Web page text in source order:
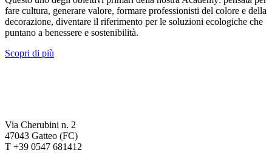
fare cultura, generare valore, formare professionisti del colore e della
decorazione, diventare il riferimento per le soluzioni ecologiche che
puntano a benessere e sostenibilità.
Scopri di più
Via Cherubini n. 2
47043 Gatteo (FC)
T +39 0547 681412